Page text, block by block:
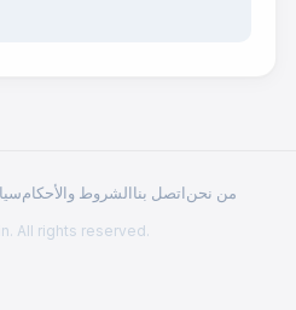
الشروط والأحكاماتصل بنامن نحن
All rights reserved.